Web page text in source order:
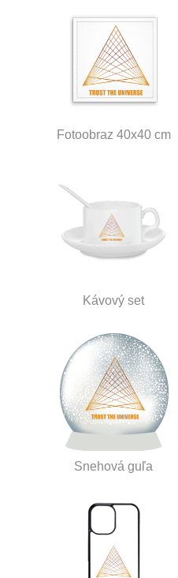
Fotoobraz 40x40 cm
Kávový set
Snehová guľa